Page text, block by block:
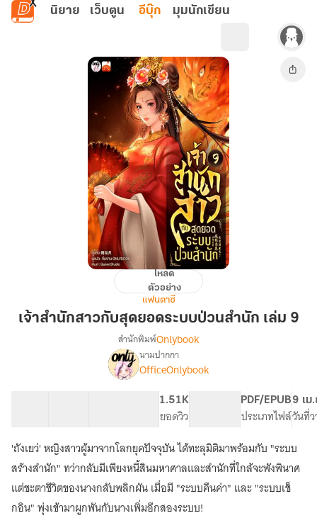
ข้ามไปยังเนื้อหาหลัก
นิยาย เว็บตูน อีบุ๊ก มุมนักเขียน
สาว
ระบบ
เล่ม
9
โหลด
ตัวอย่าง
แฟนตาซี
เจ้าสำนักสาวกับสุดยอดระบบป่วนสำนัก เล่ม 9
เรื่อง[จบ]
เจ้า
สำนัก
สาว
กับ
สุด
ยอด
ระบบ
ป่วน
สำนัก
สำนักพิมพ์Onlybook
นามปากกา
OfficeOnlybook
1.51K
ยอดวิว
PDF/EPUB
ประเภทไฟล์
9 เม
วันที่
'ถังเยว่' หญิงสาวผู้มาจากโลกยุคปัจจุบัน ได้ทะลุมิติมาพร้อมกับ "ระบบ
สร้างสำนัก" ทว่ากลับมีเพียงหนี้สินมหาศาลและสำนักที่ใกล้จะพังพินาศ
แต่ชะตาชีวิตของนางกลับพลิกผัน เมื่อมี "ระบบคืนค่า" และ "ระบบเช็
กอิน" พุ่งเข้ามาผูกพันกับนางเพิ่มอีกสองระบบ!